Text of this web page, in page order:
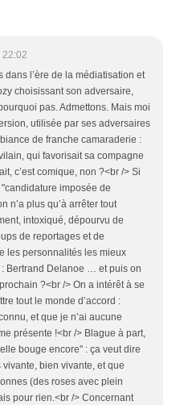
dans l’ère de la médiatisation et
choisissant son adversaire,
pas. Admettons. Mais moi
utilisée par ses adversaires
de franche camaraderie :
qui favorisait sa compagne
c’est comique, non ?<br /> Si
imposée de
n’a plus qu’à arrêter tout
intoxiqué, dépourvu de
de reportages et de
les personnalités les mieux
Bertrand Delanoe … et puis on
?<br /> On a intérêt à se
tout le monde d’accord :
et que je n’ai aucune
présente !<br /> Blague à part,
bouge encore" : ça veut dire
bien vivante, et que
(des roses avec plein
pour rien.<br /> Concernant